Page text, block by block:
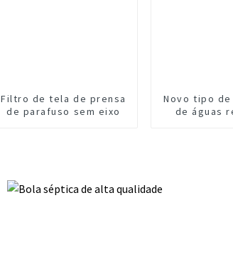
Filtro de tela de prensa
de parafuso sem eixo
Novo tipo
de águas